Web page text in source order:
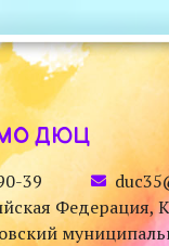
ДЮЦ
39
Федерация,